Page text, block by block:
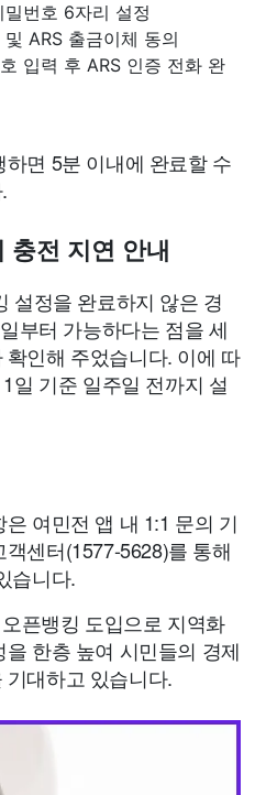
번호 6자리 설정
ARS 출금이체 동의
입력 후 ARS 인증 전화 완
면 5분 이내에 완료할 수
충전 지연 안내
설정을 완료하지 않은 경
부터 가능하다는 점을 세
인해 주었습니다. 이에 따
일 기준 일주일 전까지 설
여민전 앱 내 1:1 문의 기
센터(1577-5628)를 통해
습니다.
픈뱅킹 도입으로 지역화
한층 높여 시민들의 경제
대하고 있습니다.